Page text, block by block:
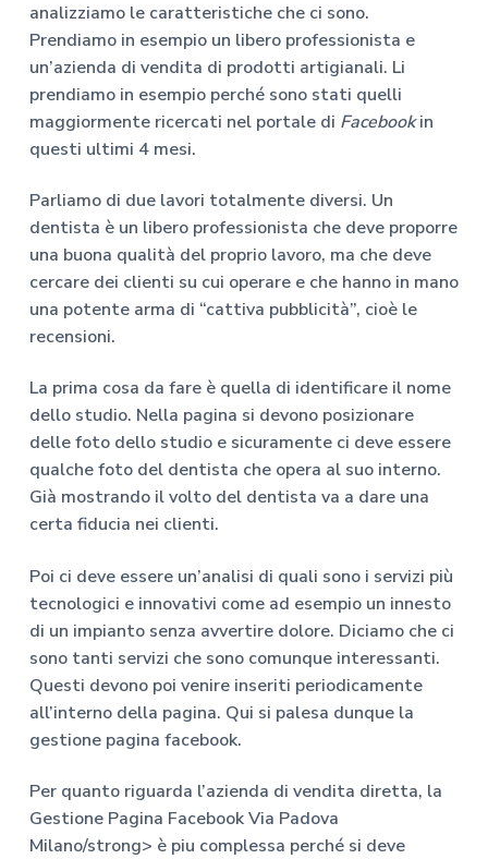
analizziamo le caratteristiche che ci sono.
Prendiamo in esempio un libero professionista e
un’azienda di vendita di prodotti artigianali. Li
prendiamo in esempio perché sono stati quelli
maggiormente ricercati nel portale di Facebookin
questi ultimi 4 mesi.
Parliamo di due lavori totalmente diversi. Un
dentista è un libero professionista che deve proporre
una buona qualità del proprio lavoro, ma che deve
cercare dei clienti su cui operare e che hanno in mano
una potente arma di “cattiva pubblicità”, cioè le
recensioni.
La prima cosa da fare è quella di identificare il nome
dello studio. Nella pagina si devono posizionare
delle foto dello studio e sicuramente ci deve essere
qualche foto del dentista che opera al suo interno.
Già mostrando il volto del dentista va a dare una
certa fiducia nei clienti.
Poi ci deve essere un’analisi di quali sono i servizi più
tecnologici e innovativi come ad esempio un innesto
di un impianto senza avvertire dolore. Diciamo che ci
sono tanti servizi che sono comunque interessanti.
Questi devono poi venire inseriti periodicamente
all’interno della pagina. Qui si palesa dunque la
gestione pagina facebook.
Per quanto riguarda l’azienda di vendita diretta, la
Gestione Pagina Facebook Via Padova
Milano/strong> è piu complessa perché si deve